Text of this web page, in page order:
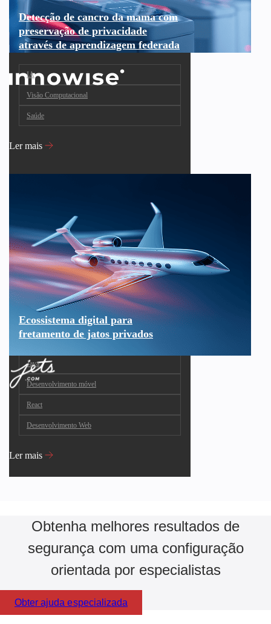
Detecção de cancro da mama com
preservação de privacidade
através de aprendizagem federada
IA
Visão Computacional
Saúde
Ler mais
Ecossistema digital para
fretamento de jatos privados
Java
Desenvolvimento móvel
React
Desenvolvimento Web
Ler mais
Obtenha melhores resultados de
segurança com uma configuração
orientada por especialistas
Obter ajuda especializada